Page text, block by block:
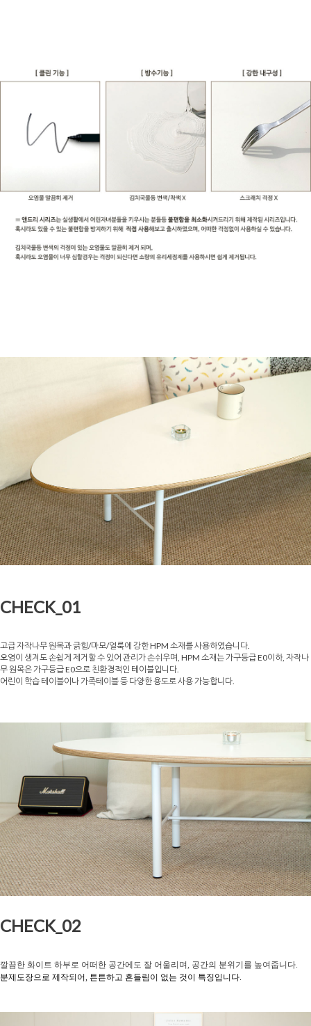
CHECK_01
고급 자작나무 원목과 긁힘/마모/얼룩에 강한 HPM 소재를 사용하였습니다.
오염이 생겨도 손쉽게 제거할 수 있어 관리가 손쉬우며, HPM 소재는 가구등급 E0이하, 자작나
무 원목은 가구등급 E0으로 친환경적인 테이블입니다.
어린이 학습 테이블이나 가족테이블 등 다양한 용도로 사용 가능합니다.
CHECK_02
깔끔한 화이트 하부로 어떠한 공간에도 잘 어울리며, 공간의 분위기를 높여줍니다.
분제도장으로 제작되어, 튼튼하고 흔들림이 없는 것이 특징입니다.